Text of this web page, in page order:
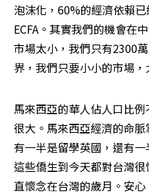
泡沫化，60%的經濟依賴
ECFA。其實我們的機會在
市場太小，我們只有2300
界，我們只要小小的市場
馬來西亞的華人佔人口比
很大。馬來西亞經濟的命
有一半是留學英國，還有
這些僑生到今天都對台灣
直懷念在台灣的歲月。安